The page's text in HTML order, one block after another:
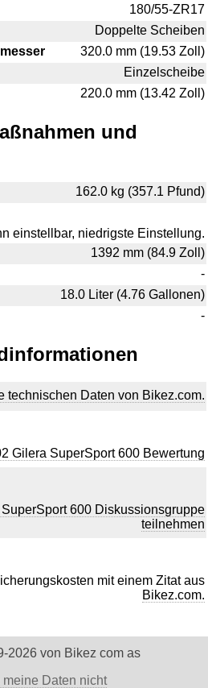
180/55-ZR17
Doppelte Scheiben
320.0 mm (19.53 Zoll)
Einzelscheibe
220.0 mm (13.42 Zoll)
und
162.0 kg (357.1 Pfund)
einstellbar, niedrigste Einstellung.
1392 mm (84.9 Zoll)
-
18.0 Liter (4.76 Gallonen)
-
technischen Daten von Bikez.com.
Gilera SuperSport 600 Bewertung
600 Diskussionsgruppe
teilnehmen
mit einem Zitat aus
Bikez.com.
2026 von Bikez com as
meine Daten nicht